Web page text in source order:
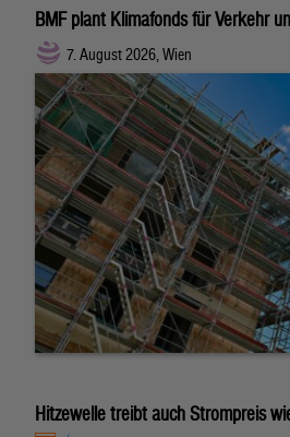
BMF plant Klimafonds für Verkehr
7. August 2026, Wien
Hitzewelle treibt auch Strompreis